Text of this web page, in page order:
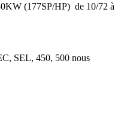
(177SP/HP) de 10/72 à
SEL, 450, 500 nous